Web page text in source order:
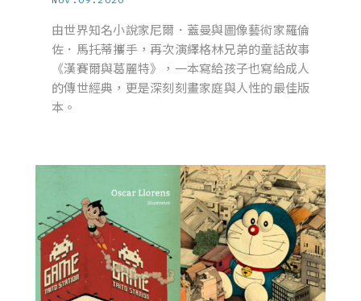
由世界知名小說家尼爾．蓋曼與圖像藝術家羅倫
佐．馬托蒂攜手，再次演繹格林兄弟的童話故事
《漢賽爾與葛麗特》，一本寫給孩子也寫給成人
的傳世經典，更是深刻刻畫家庭與人性的最佳版
本。